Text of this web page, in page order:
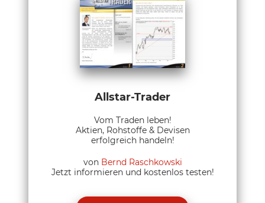
Allstar-Trader
Vom Traden leben!
Aktien, Rohstoffe & Devisen
erfolgreich handeln!
von Bernd Raschkowski
Jetzt informieren und kostenlos testen!